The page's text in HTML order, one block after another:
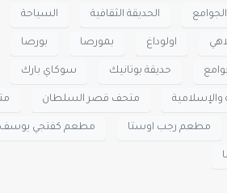
الجوامع الحديقة الثقافية السياحة
اولوداغ بمورصا بورصا
حديقة بوتانيك سوكاي بارك
والإسلامية متحف قصر السلطان
مطعم رجب اوستا مطعم كفتجي يوسف